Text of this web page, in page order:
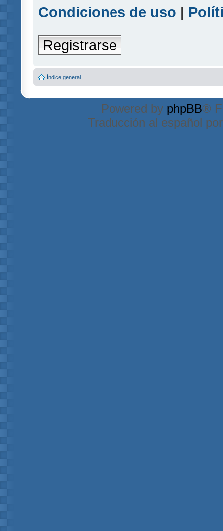
Condiciones de uso |
Registrarse
Índice general
Powered by phpBB®
Traducción al español